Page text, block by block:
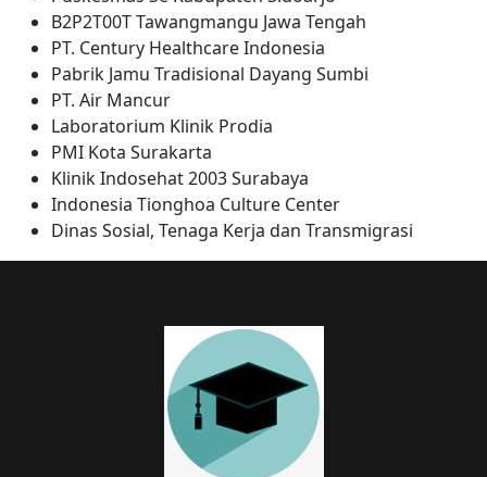
B2P2T00T Tawangmangu Jawa Tengah
PT. Century Healthcare Indonesia
Pabrik Jamu Tradisional Dayang Sumbi
PT. Air Mancur
Laboratorium Klinik Prodia
PMI Kota Surakarta
Klinik Indosehat 2003 Surabaya
Indonesia Tionghoa Culture Center
Dinas Sosial, Tenaga Kerja dan Transmigrasi